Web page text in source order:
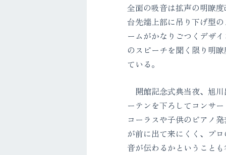
全面の吸音は拡声の明瞭
台先端上部に吊り下げ型
ームがかなりごつくデザ
のスピーチを聞く限り明
ている。
開館記念式典当夜、旭
ーテンを下ろしてコンサ
コーラスや子供のピアノ
が前に出て来にくく、プ
音が伝わるかということ